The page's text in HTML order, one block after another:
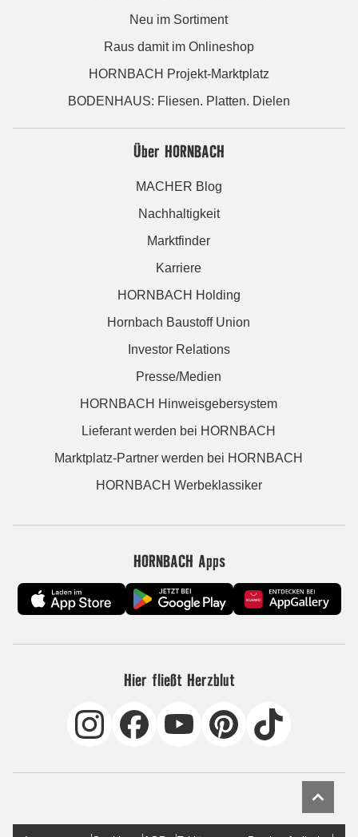
Neu im Sortiment
Raus damit im Onlineshop
HORNBACH Projekt-Marktplatz
BODENHAUS: Fliesen. Platten. Dielen
Über HORNBACH
MACHER Blog
Nachhaltigkeit
Marktfinder
Karriere
HORNBACH Holding
Hornbach Baustoff Union
Investor Relations
Presse/Medien
HORNBACH Hinweisgebersystem
Lieferant werden bei HORNBACH
Marktplatz-Partner werden bei HORNBACH
HORNBACH Werbeklassiker
HORNBACH Apps
Hier fließt Herzblut